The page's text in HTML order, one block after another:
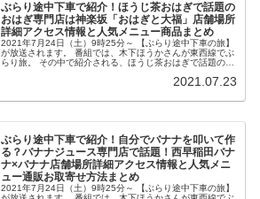
ぶらり途中下車で紹介！ほうじ茶おはぎで話題の
おはぎ専門店は神楽坂「おはぎと大福」店舗場所
詳細アクセス情報と人気メニュー商品まとめ
2021年7月24日（土）9時25分～ 【ぶらり途中下車の旅】
が放送されます。 番組では、木下ほうかさんが東西線でぶ
らり旅。 その中で紹介される、ほうじ茶おはぎで話題のお
2021.07.23
ぶらり途中下車で紹介！自分でバナナを叩いて作
る？バナナジュース専門店で話題！西早稲田バナ
ナ×バナナ店舗場所詳細アクセス情報と人気メニ
ュー通販お取寄せ方法まとめ
2021年7月24日（土）9時25分～ 【ぶらり途中下車の旅】